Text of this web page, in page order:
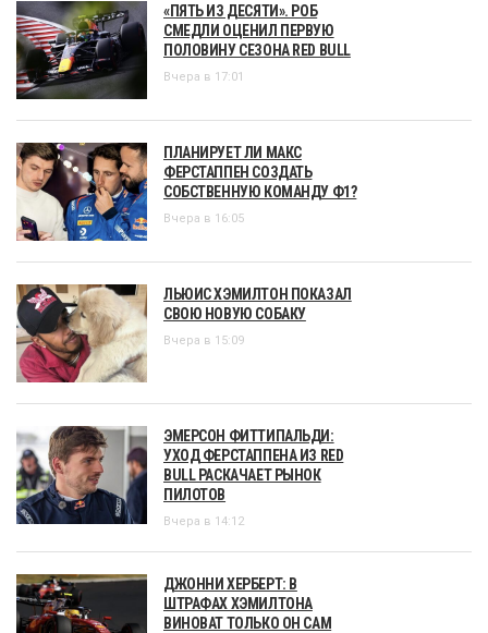
«ПЯТЬ ИЗ ДЕСЯТИ». РОБ
СМЕДЛИ ОЦЕНИЛ ПЕРВУЮ
ПОЛОВИНУ СЕЗОНА RED BULL
Вчера в 17:01
ПЛАНИРУЕТ ЛИ МАКС
ФЕРСТАППЕН СОЗДАТЬ
СОБСТВЕННУЮ КОМАНДУ Ф1?
Вчера в 16:05
ЛЬЮИС ХЭМИЛТОН ПОКАЗАЛ
СВОЮ НОВУЮ СОБАКУ
Вчера в 15:09
ЭМЕРСОН ФИТТИПАЛЬДИ:
УХОД ФЕРСТАППЕНА ИЗ RED
BULL РАСКАЧАЕТ РЫНОК
ПИЛОТОВ
Вчера в 14:12
ДЖОННИ ХЕРБЕРТ: В
ШТРАФАХ ХЭМИЛТОНА
ВИНОВАТ ТОЛЬКО ОН САМ